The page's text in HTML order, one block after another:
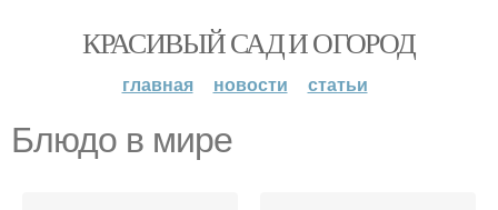
КРАСИВЫЙ САД И ОГОРОД
главная новости статьи
Блюдо в мире